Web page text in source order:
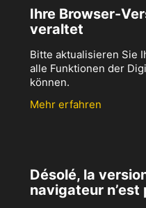
Ihre Browser-
veraltet
Bitte aktualisieren Sie
alle Funktionen der
können.
Mehr erfahren
Désolé, la
navigateur n’est